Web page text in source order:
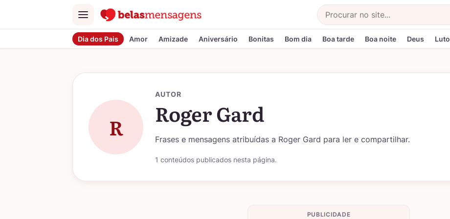
Menu
Buscar
Dia dos Pais Amor Amizade Aniversário Bonitas Bom dia Boa tarde Boa noite Deus Luto
R
AUTOR
Roger Gard
Frases e mensagens atribuídas a Roger Gard para ler e compartilhar.
1 conteúdos publicados nesta página.
PUBLICIDADE